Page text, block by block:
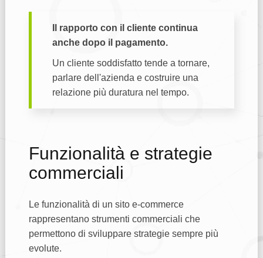
Il rapporto con il cliente continua
anche dopo il pagamento.
Un cliente soddisfatto tende a tornare,
parlare dell'azienda e costruire una
relazione più duratura nel tempo.
Funzionalità e strategie
commerciali
Le funzionalità di un sito e-commerce
rappresentano strumenti commerciali che
permettono di sviluppare strategie sempre più
evolute.